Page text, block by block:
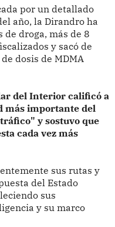
por un detallado
año, la Dirandro ha
droga, más de 8
y sacó de
dosis de MDMA
del Interior calificó a
más importante del
y sostuvo que
cada vez más
sus rutas y
del Estado
sus
y su marco